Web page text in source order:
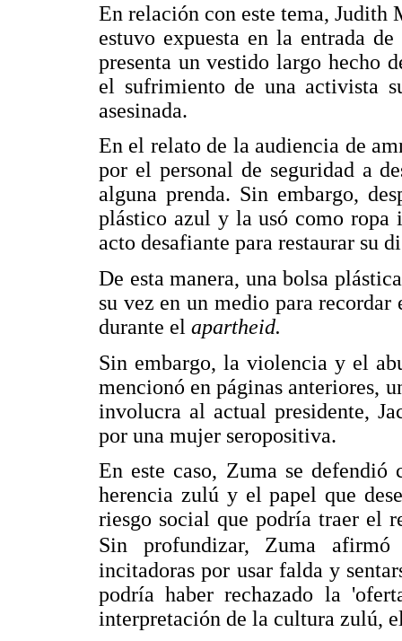
En relación con este tema, Judith
estuvo expuesta en la entrada
presenta un vestido largo hecho
el sufrimiento de una activista
asesinada.
En el relato de la audiencia de
por el personal de seguridad a
alguna prenda. Sin embargo,
plástico azul y la usó como ropa
acto desafiante para restaurar su
De esta manera, una bolsa
su vez en un medio para
durante el apartheid.
Sin embargo, la violencia y el
mencionó en páginas anteriores,
involucra al actual presidente,
por una mujer seropositiva.
En este caso, Zuma se defendió
herencia zulú y el papel que
riesgo social que podría traer el
Sin profundizar, Zuma
incitadoras por usar falda y
podría haber rechazado la
interpretación de la cultura zulú,